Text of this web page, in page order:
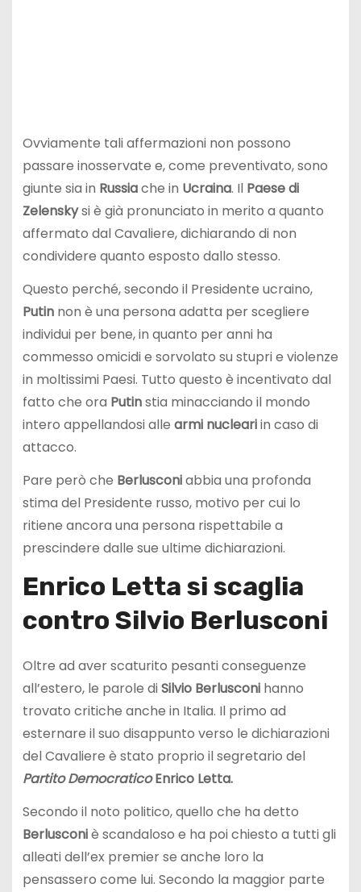
Ovviamente tali affermazioni non possono
passare inosservate e, come preventivato, sono
giunte sia in Russiache in Ucraina. Il Paese di
Zelenskysi è già pronunciato in merito a quanto
affermato dal Cavaliere, dichiarando di non
condividere quanto esposto dallo stesso.
Questo perché, secondo il Presidente ucraino,
Putinnon è una persona adatta per scegliere
individui per bene, in quanto per anni ha
commesso omicidi e sorvolato su stupri e violenze
in moltissimi Paesi. Tutto questo è incentivato dal
fatto che ora Putinstia minacciando il mondo
intero appellandosi alle armi nucleariin caso di
attacco.
Pare però che Berlusconiabbia una profonda
stima del Presidente russo, motivo per cui lo
ritiene ancora una persona rispettabile a
prescindere dalle sue ultime dichiarazioni.
Enrico Letta si scaglia
contro Silvio Berlusconi
Oltre ad aver scaturito pesanti conseguenze
all’estero, le parole diSilvio Berlusconihanno
trovato critiche anche in Italia. Il primo ad
esternare il suo disappunto verso le dichiarazioni
del Cavaliere è stato proprio il segretario del
Partito Democratico Enrico Letta.
Secondo il noto politico, quello che ha detto
Berlusconiè scandaloso e ha poi chiesto a tutti gli
alleati dell’ex premier se anche loro la
pensassero come lui. Secondo la maggior parte